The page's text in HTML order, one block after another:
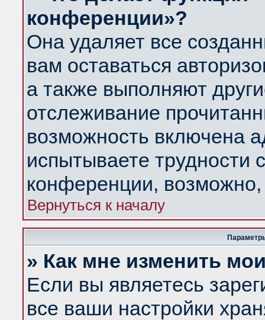
конференции»?
Она удаляет все
вам оставаться
а также выполняют
отслеживание
возможность включена
испытываете трудности
конференции,
Вернуться к началу
» Как мне изменить
Если вы являетесь
все ваши настройки